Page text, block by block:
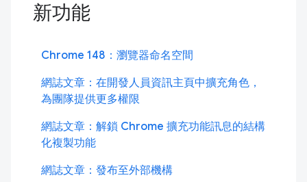
新功能
Chrome 148：瀏覽器命名空間
網誌文章：在開發人員資訊主頁中擴充角色，
為團隊提供更多權限
網誌文章：解鎖 Chrome 擴充功能訊息的結構
化複製功能
網誌文章：發布至外部機構